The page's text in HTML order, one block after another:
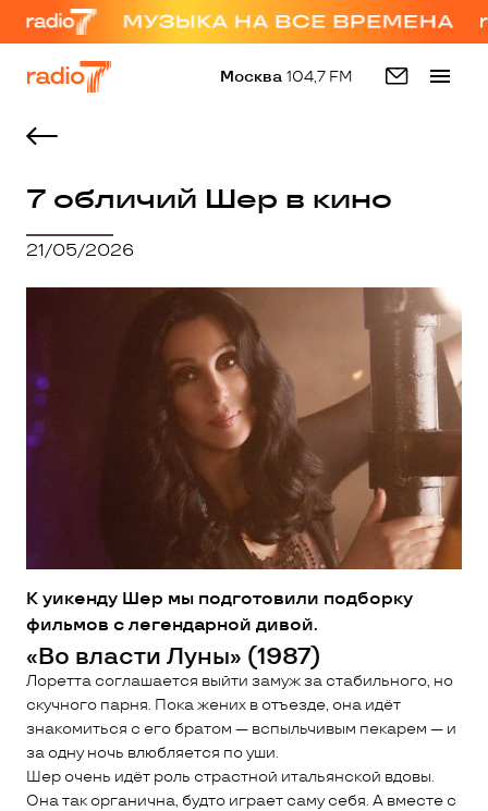
Москва 104,7 FM
7 обличий Шер в кино
21/05/2026
К уикенду Шер мы подготовили подборку
фильмов с легендарной дивой.
«Во власти Луны» (1987)
Лоретта соглашается выйти замуж за стабильного, но
скучного парня. Пока жених в отъезде, она идёт
знакомиться с его братом — вспыльчивым пекарем — и
за одну ночь влюбляется по уши.
Шер очень идёт роль страстной итальянской вдовы.
Она так органична, будто играет саму себя. А вместе с